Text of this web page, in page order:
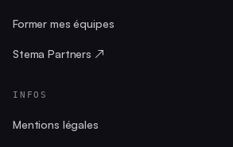
Former mes équipes
Stema Partners ↗
INFOS
Mentions légales